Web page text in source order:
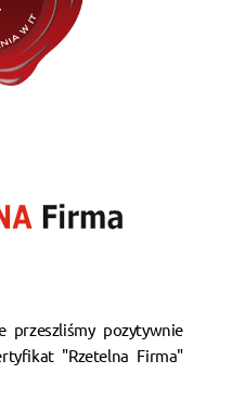
przeszliśmy pozytywnie
"Rzetelna Firma"